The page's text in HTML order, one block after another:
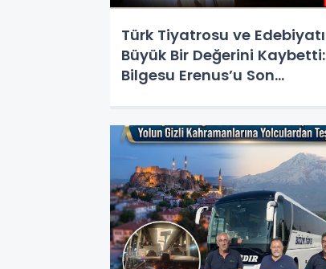
Türk Tiyatrosu ve Edebiyatı
Büyük Bir Değerini Kaybetti:
Bilgesu Erenus’u Son